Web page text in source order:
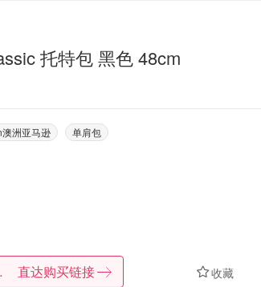
托特包 黑色 48cm
洲亚马逊 单肩包
收藏
逊 直达购买链接